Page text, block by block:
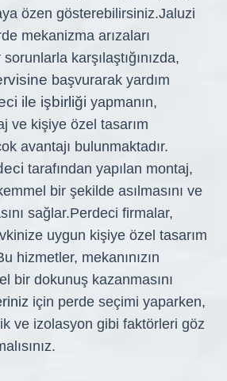
özen gösterebilirsiniz.Jaluzi
mekanizma arızaları
karşılaştığınızda,
başvurarak yardım
ile işbirliği yapmanın,
ve kişiye özel tasarım
avantajı bulunmaktadır.
tarafından yapılan montaj,
bir şekilde asılmasını ve
sağlar.Perdeci firmalar,
uygun kişiye özel tasarım
hizmetler, mekanınızın
bir dokunuş kazanmasını
için perde seçimi yaparken,
ve izolasyon gibi faktörleri göz